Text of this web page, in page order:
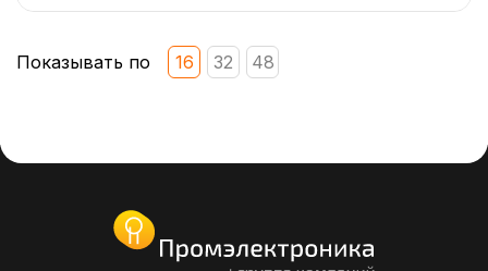
Показывать по 16 32 48